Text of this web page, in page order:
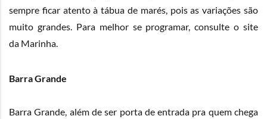
sempre ficar atento à tábua de marés, pois as variações são
muito grandes. Para melhor se programar, consulte o site
da Marinha.
Barra Grande
Barra Grande, além de ser porta de entrada pra quem chega